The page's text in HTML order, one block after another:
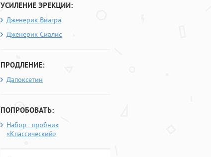
УСИЛЕНИЕ ЭРЕКЦИИ:
Дженерик Виагра
Дженерик Сиалис
ПРОДЛЕНИЕ:
Дапоксетин
ПОПРОБОВАТЬ:
Набор - пробник
«Классический»